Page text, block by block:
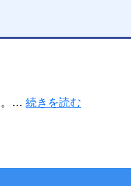
。… 続きを読む